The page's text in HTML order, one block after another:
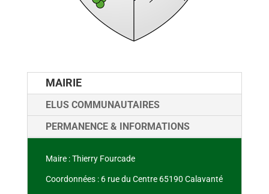
MAIRIE
ELUS COMMUNAUTAIRES
PERMANENCE & INFORMATIONS
Maire : Thierry Fourcade
Coordonnées : 6 rue du Centre 65190 Calavanté